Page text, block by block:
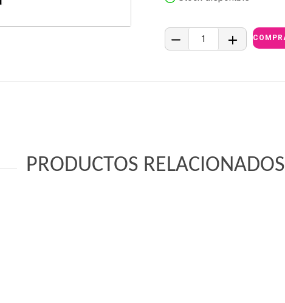
PRODUCTOS RELACIONADOS